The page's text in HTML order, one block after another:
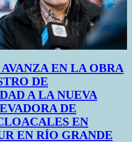
EN LA OBRA
DE
A LA NUEVA
DE
EN
EN RÍO GRANDE